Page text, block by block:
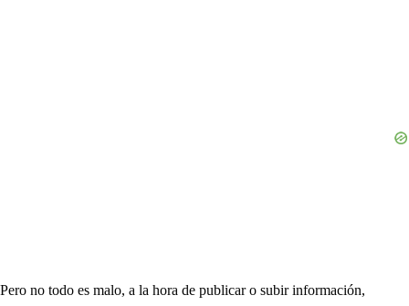
Pero no todo es malo, a la hora de publicar o subir información,